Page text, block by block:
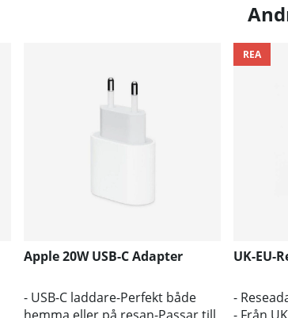
Apple 20W USB-C Adapter
- USB-C laddare-Perfekt både
REA
UK-EU-
-